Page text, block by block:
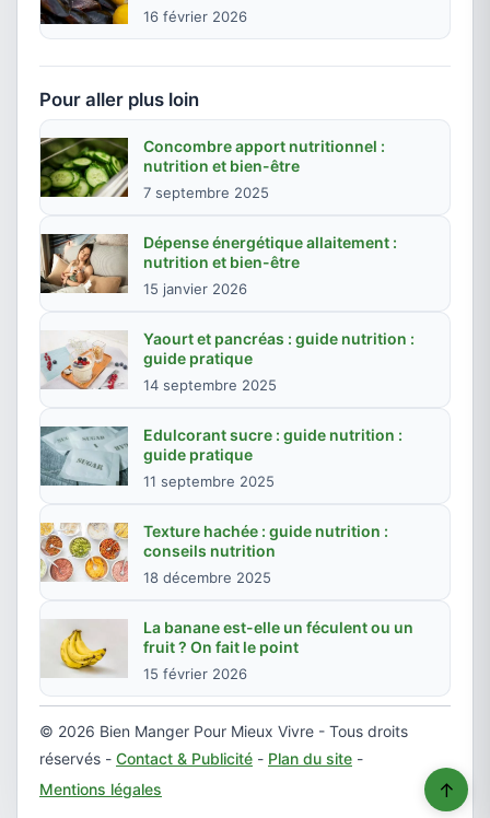
16 février 2026
Pour aller plus loin
Concombre apport nutritionnel :
nutrition et bien-être
7 septembre 2025
Dépense énergétique allaitement :
nutrition et bien-être
15 janvier 2026
Yaourt et pancréas : guide nutrition :
guide pratique
14 septembre 2025
Edulcorant sucre : guide nutrition :
guide pratique
11 septembre 2025
Texture hachée : guide nutrition :
conseils nutrition
18 décembre 2025
La banane est-elle un féculent ou un
fruit ? On fait le point
15 février 2026
© 2026 Bien Manger Pour Mieux Vivre - Tous droits
réservés - Contact & Publicité - Plan du site -
Mentions légales
↑